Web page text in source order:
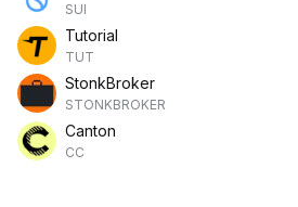
SUI
Tutorial
TUT
StonkBroker
STONKBROKER
Canton
CC